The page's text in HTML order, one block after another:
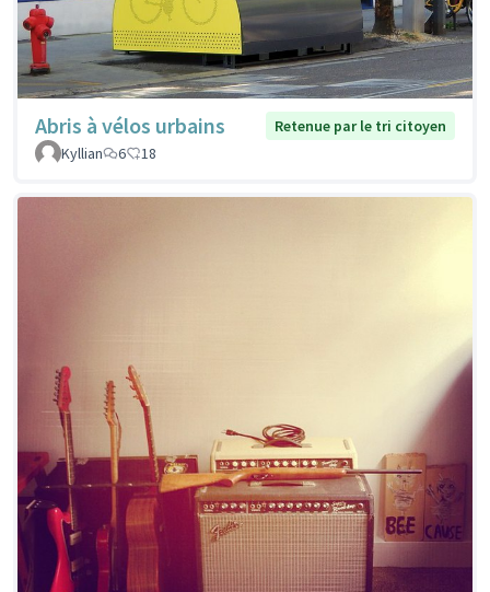
Abris à vélos urbains
Retenue par le tri citoyen
Kyllian
6 18